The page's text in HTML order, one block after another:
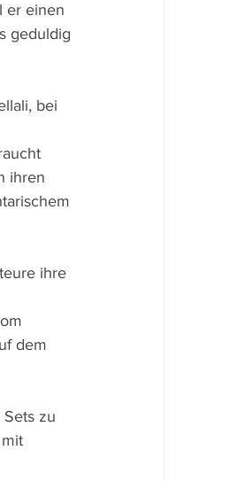
er einen
geduldig
bei
ihren
ihre
dem
zu